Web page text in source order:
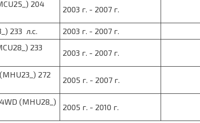
204
2003 г. - 2007 г.
233 л.с. 2003 г. - 2007 г.
233
2003 г. - 2007 г.
272
2005 г. - 2007 г.
(MHU28_)
2005 г. - 2010 г.